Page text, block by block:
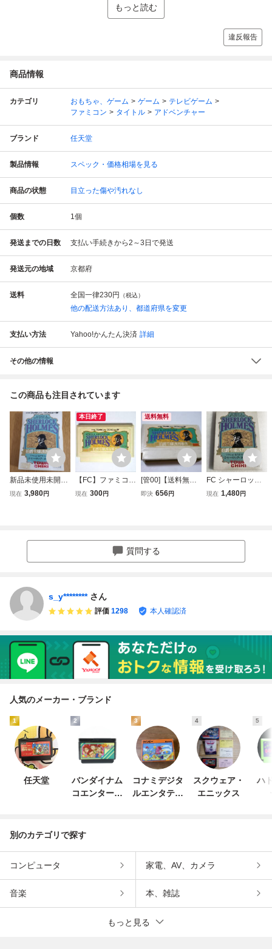
もっと読む
違反報告
商品情報
カテゴリ おもちゃ、ゲーム ゲーム
テレビゲーム
ファミコン
タイトル アドベンチャー
ブランド 任天堂
製品情報 スペック・価格相場を見る
商品の状態 目立った傷や汚れなし
個数 1個
発送までの日数 支払い手続きから2～3日で発送
発送元の地域 京都府
送料 全国一律230円 （税込）
他の配送方法あり、都道府県を変更
支払い方法 Yahoo!かんたん決済 詳細
その他の情報
この商品も注目されています
新品未使用未開封
シャーロックホー
現在 3,980円
本日終了
【FC】ファミコ
ン シャーロッ
現在 300円
送料無料
[管00]【送料無
料】ゲームソフト
ァミリーコンピュ
ーター 任天堂
即決 656円
FC シャーロック
ホームズ 伯爵令嬢
現在 1,480円
質問する
s_y******** さん
評価 1298 本人確認済
人気のメーカー・ブランド
1
任天堂
2
バンダイナム
コエンターテ
3
コナミデジタ
ルエンタテイ
4
スクウェア・
エニックス
5
ハ
別のカテゴリで探す
コンピュータ 家電、AV、カメラ
音楽 本、雑誌
もっと見る